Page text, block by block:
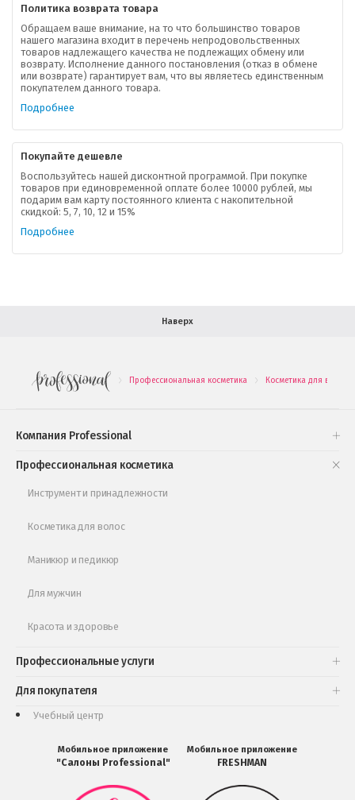
Политика возврата товара
Обращаем ваше внимание, на то что большинство товаров
нашего магазина входит в перечень непродовольственных
товаров надлежащего качества не подлежащих обмену или
возврату. Исполнение данного постановления (отказ в обмене
или возврате) гарантирует вам, что вы являетесь единственным
покупателем данного товара.
Подробнее
Покупайте дешевле
Воспользуйтесь нашей дисконтной программой. При покупке
товаров при единовременной оплате более 10000 рублей, мы
подарим вам карту постоянного клиента с накопительной
скидкой: 5, 7, 10, 12 и 15%
Подробнее
Наверх
. Профессиональная косметика . Косметика для волос
Компания Professional
О компании
Ваша скидка
Контактная информация
В помощь покупателю
Форма обратной связи
Профессиональная косметика
Инструмент и принадлежности
Косметика для волос
Маникюр и педикюр
Для мужчин
Красота и здоровье
Профессиональные услуги
Для покупателя
Подарочные наборы
Обучающее видео
Учебный центр
Мобильное приложение
"Салоны Professional"
Мобильное
Мобильное приложение
FRESHMAN
Мобильное